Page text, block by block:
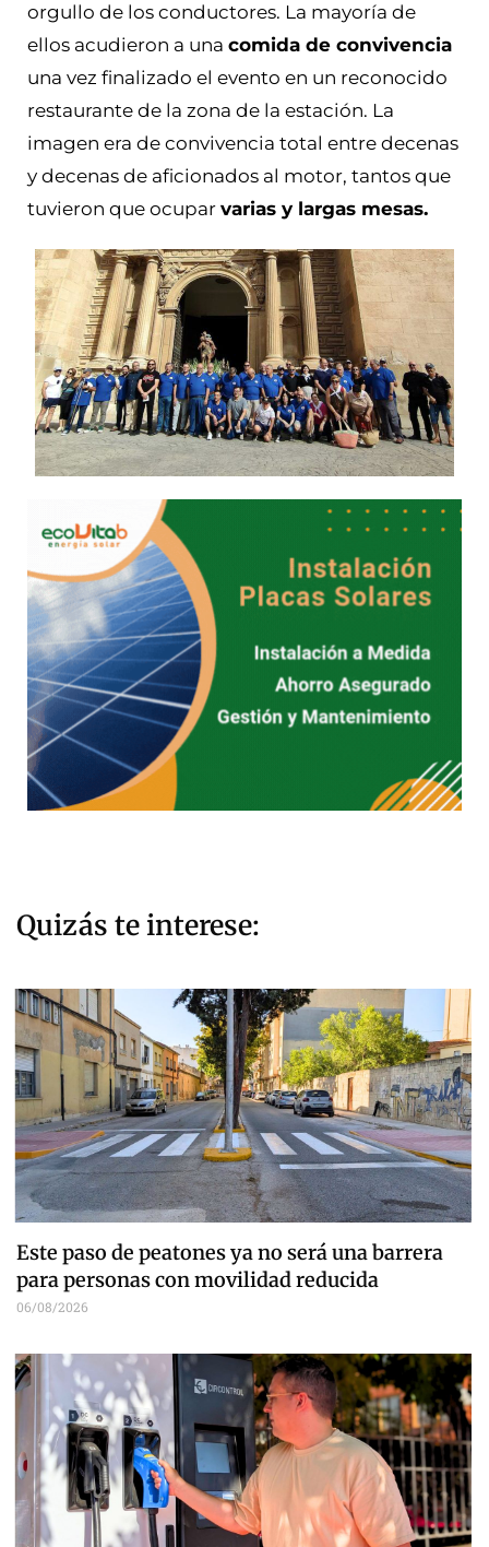
orgullo de los conductores. La mayoría de
ellos acudieron a una comida de convivencia
una vez finalizado el evento en un reconocido
restaurante de la zona de la estación. La
imagen era de convivencia total entre decenas
y decenas de aficionados al motor, tantos que
tuvieron que ocupar varias y largas mesas.
Quizás te interese:
Este paso de peatones ya no será una barrera
para personas con movilidad reducida
06/08/2026